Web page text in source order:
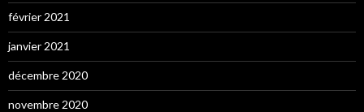
février 2021
janvier 2021
décembre 2020
novembre 2020